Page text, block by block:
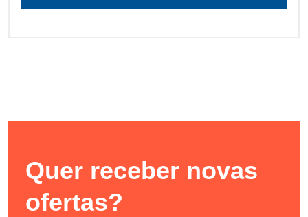
Quer receber novas
ofertas?